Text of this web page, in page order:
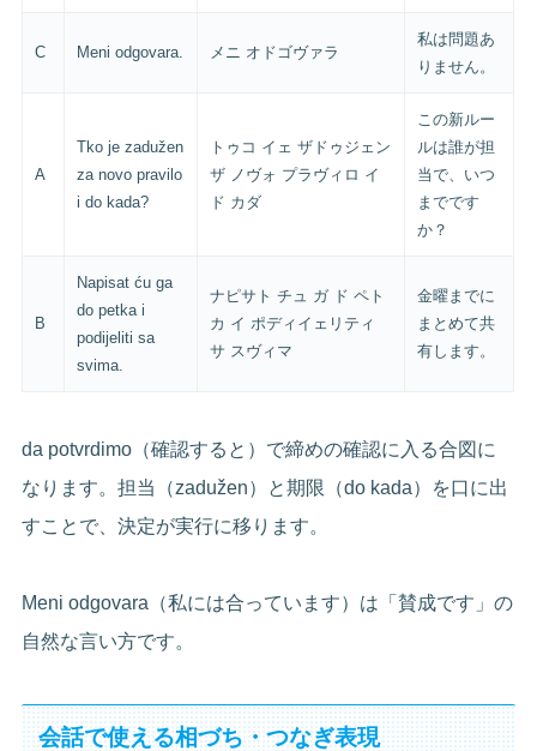
C Meni odgovara. メニ オドゴヴァラ
私は問題あ
りません。
A
Tko je zadužen
za novo pravilo
i do kada?
トゥコ イェ ザドゥジェン
ザ ノヴォ プラヴィロ イ
ド カダ
この新ルー
ルは誰が担
当で、いつ
までです
か？
B
Napisat ću ga
do petka i
podijeliti sa
svima.
ナピサト チュ ガ ド ペト
カ イ ポディイェリティ
サ スヴィマ
金曜までに
まとめて共
有します。
da potvrdimo（確認すると）で締めの確認に入る合図に
なります。担当（zadužen）と期限（do kada）を口に出
すことで、決定が実行に移ります。
Meni odgovara（私には合っています）は「賛成です」の
自然な言い方です。
会話で使える相づち・つなぎ表現